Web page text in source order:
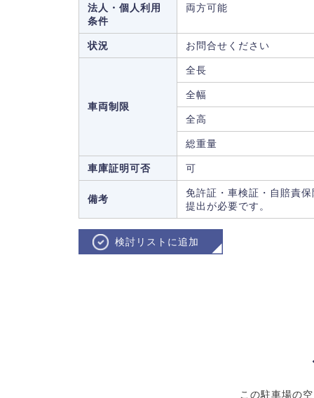
法人・個人利用
条件
両方可能
状況 お問合せください
車両制限
全長
全幅
全高
総重量
車庫証明可否 可
備考
免許証・車検証・自賠責
提出が必要です。
検討リストに追加
この駐車場の